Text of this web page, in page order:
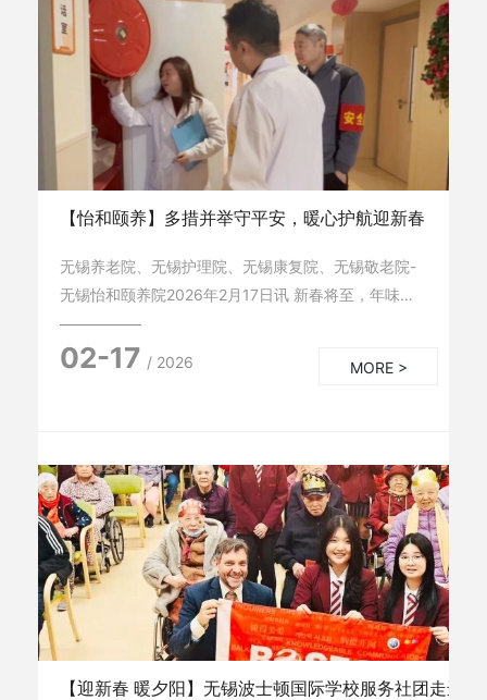
【怡和颐养】多措并举守平安，暖心护航迎新春
无锡养老院、无锡护理院、无锡康复院、无锡敬老院-
无锡怡和颐养院2026年2月17日讯 新春将至，年味渐
浓。为切实保障在院老人度过一个平安、祥和、温暖的
新年，无锡怡和颐养院聚焦安全保障与专业照护，集中
开展节前安全检查、消防应急演练及护理专项技能培
02-17 / 2026 MORE >
【迎新春 暖夕阳】无锡波士顿国际学校服务社团走进